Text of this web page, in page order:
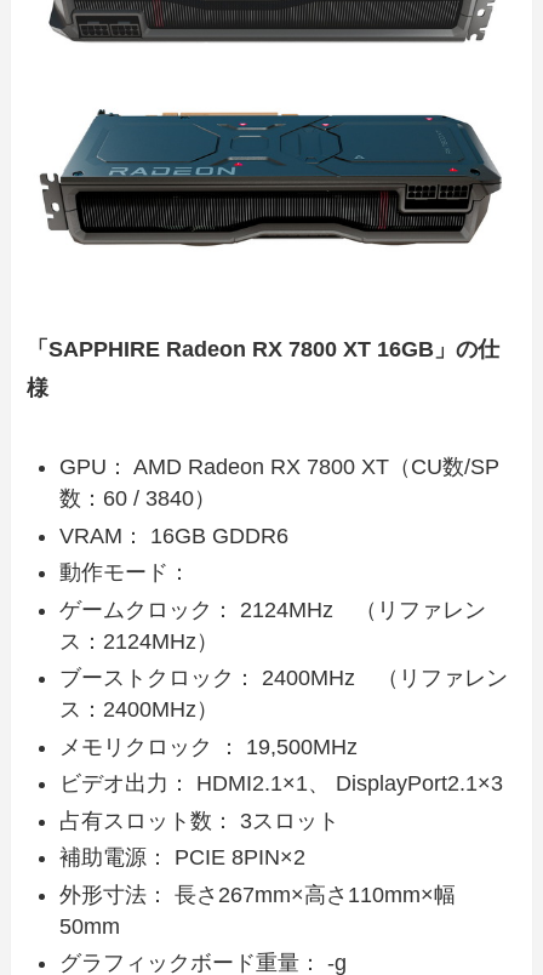
「SAPPHIRE Radeon RX 7800 XT 16GB」の仕
様
GPU： AMD Radeon RX 7800 XT（CU数/SP
数：60 / 3840）
VRAM： 16GB GDDR6
動作モード：
ゲームクロック： 2124MHz （リファレン
ス：2124MHz）
ブーストクロック： 2400MHz （リファレン
ス：2400MHz）
メモリクロック ： 19,500MHz
ビデオ出力： HDMI2.1×1、 DisplayPort2.1×3
占有スロット数： 3スロット
補助電源： PCIE 8PIN×2
外形寸法： 長さ267mm×高さ110mm×幅
50mm
グラフィックボード重量： -g